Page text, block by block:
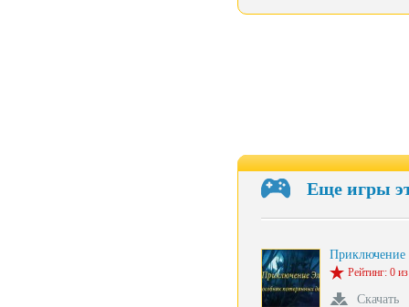
Еще игры
Рейтинг: 0
Скачать